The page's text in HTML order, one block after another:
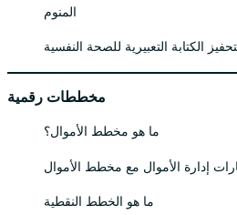
المنوم
مخططات رقمية
ما هو مخطط الأموال؟
إدارة الأموال مع مخطط الأموال
ما هو الخطط النقطية